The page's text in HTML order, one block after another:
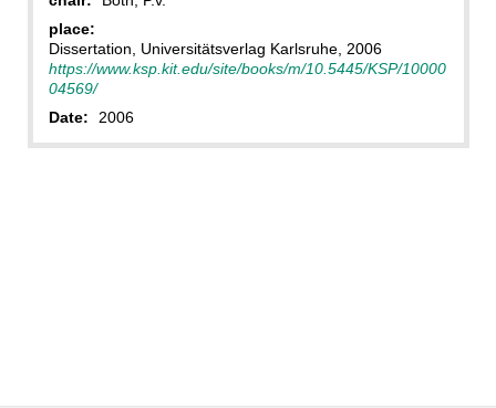
place:
Dissertation, Universitätsverlag Karlsruhe, 2006
https://www.ksp.kit.edu/site/books/m/10.5445/KSP/10000
04569/
Date:
2006